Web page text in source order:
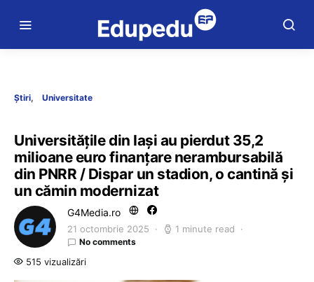
Știri Universitate
Universitățile din Iași au pierdut 35,2
milioane euro finanțare nerambursabilă
din PNRR / Dispar un stadion, o cantină și
un cămin modernizat
G4Media.ro
21 octombrie 2025 1 minute read
No comments
515 vizualizări